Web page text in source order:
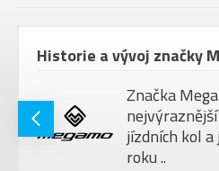
Historie a vývoj značky
Značka
jízdních kol a
roku ..